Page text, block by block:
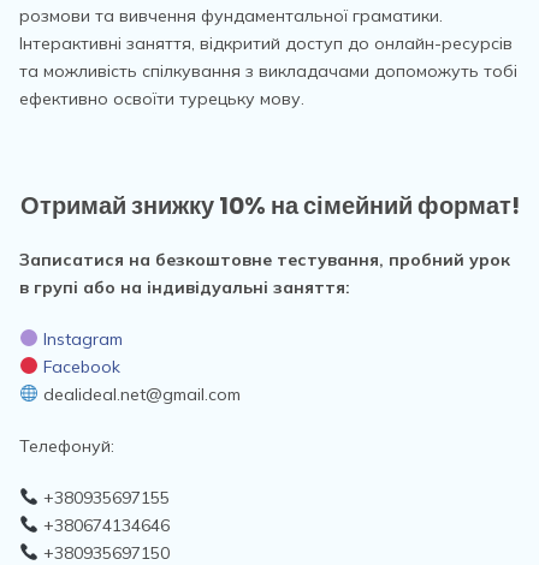
розмови та вивчення фундаментальної граматики.
Інтерактивні заняття, відкритий доступ до онлайн-ресурсів
та можливість спілкування з викладачами допоможуть тобі
ефективно освоїти турецьку мову.
Отримай знижку 10% на сімейний формат!
Записатися на безкоштовне тестування, пробний урок
в групі або на індивідуальні заняття:
Instagram
Facebook
dealideal.net@gmail.com
Телефонуй:
+380935697155
+380674134646
+380935697150